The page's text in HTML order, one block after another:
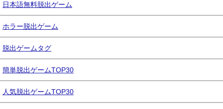
日本語無料脱出ゲーム
ホラー脱出ゲーム
脱出ゲームタグ
簡単脱出ゲームTOP30
人気脱出ゲームTOP30